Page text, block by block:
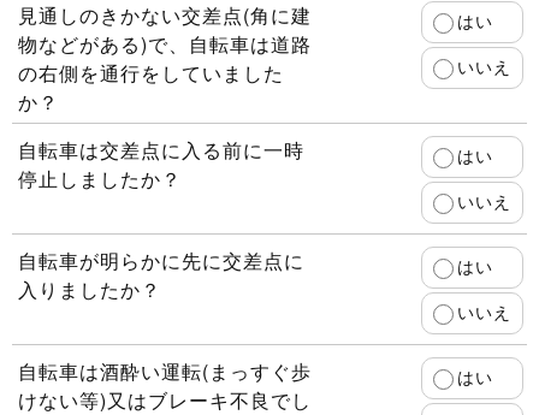
見通しのきかない交差点(角に建
物などがある)で、自転車は道路
の右側を通行をしていました
か？
はい
いいえ
自転車は交差点に入る前に一時
停止しましたか？
はい
いいえ
自転車が明らかに先に交差点に
入りましたか？
はい
いいえ
自転車は酒酔い運転(まっすぐ歩
けない等)又はブレーキ不良でし
はい